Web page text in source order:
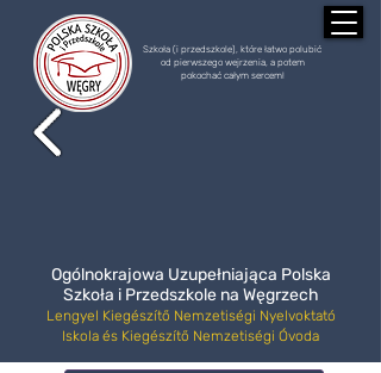
Szkoła (i przedszkole), które łatwo polubić
od pierwszego wejrzenia, a potem
pokochać całym sercem!
Ogólnokrajowa Uzupełniająca Polska
Szkoła i Przedszkole na Węgrzech
Lengyel Kiegészítő Nemzetiségi Nyelvoktató
Iskola és Kiegészítő Nemzetiségi Óvoda